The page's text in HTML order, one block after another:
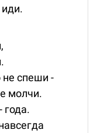
не спеши -
молчи.
года.